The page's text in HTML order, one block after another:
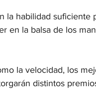
la habilidad suficiente
en la balsa de los
la velocidad, los
distintos